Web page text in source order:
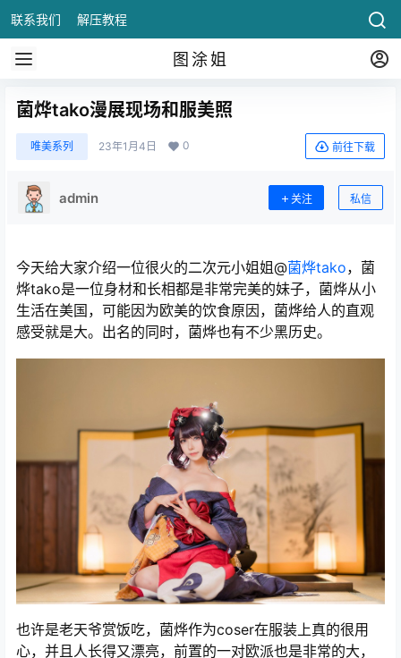
联系我们 解压教程
图涂姐
菌烨tako漫展现场和服美照
唯美系列 23年1月4日 0 前往下载
admin 关注 私信
今天给大家介绍一位很火的二次元小姐姐@菌烨tako，菌
烨tako是一位身材和长相都是非常完美的妹子，菌烨从小
生活在美国，可能因为欧美的饮食原因，菌烨给人的直观
感受就是大。出名的同时，菌烨也有不少黑历史。
也许是老天爷赏饭吃，菌烨作为coser在服装上真的很用
心，并且人长得又漂亮，前置的一对欧派也是非常的大，